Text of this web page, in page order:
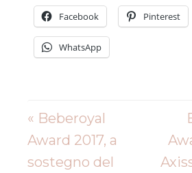
Facebook Pinterest
WhatsApp
« Beberoyal
Award 2017, a
sostegno del